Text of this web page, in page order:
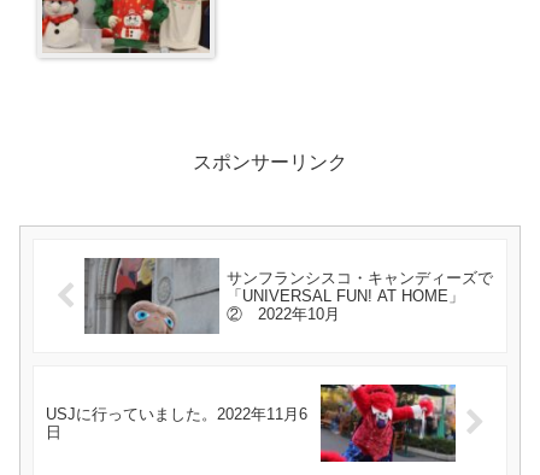
スポンサーリンク
サンフランシスコ・キャンディーズで
「UNIVERSAL FUN! AT HOME」
② 2022年10月
USJに行っていました。2022年11月6
日